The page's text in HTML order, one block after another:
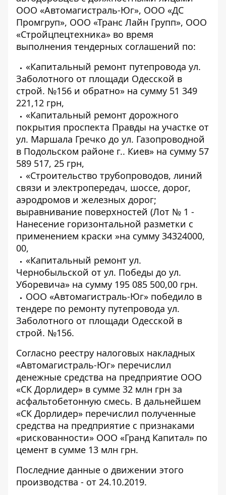
ООО «Автомагистраль-Юг», ООО «ДС
Промгруп», ООО «Транс Лайн Групп», ООО
«Стройцпецтехника» во время
выполнения тендерных соглашений по:
«Капитальный ремонт путепровода ул.
Заболотного от площади Одесской в ​​
строй. №156 и обратно» на сумму 51 349
221,12 грн,
«Капитальный ремонт дорожного
покрытия проспекта Правды на участке от
ул. Маршала Гречко до ул. Газопроводной
в Подольском районе г.. Киев» на сумму 57
589 517, 25 грн,
«Строительство трубопроводов, линий
связи и электропередач, шоссе, дорог,
аэродромов и железных дорог;
выравнивание поверхностей (Лот № 1 -
Нанесение горизонтальной разметки с
применением краски »на сумму 34324000,
00,
«Капитальный ремонт ул.
Чернобыльской от ул. Победы до ул.
Уборевича» на сумму 195 085 500,00 грн.
ООО «Автомагистраль-Юг» победило в
тендере по ремонту путепровода ул.
Заболотного от площади Одесской в ​​
строй. №156.
Согласно реестру налоговых накладных
«Автомагистраль-Юг» перечислил
денежные средства на предприятие ООО
«СК Дорлидер» в сумме 32 млн грн за
асфальтобетонную смесь. В дальнейшем
«СК Дорлидер» перечислил полученные
средства на предприятие с признаками
«рискованности» ООО «Гранд Капитал» по
цемент в сумме 13 млн грн.
Последние данные о движении этого
производства - от 24.10.2019.